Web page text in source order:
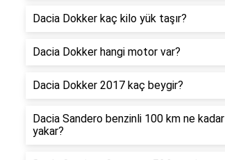
Dacia Dokker kaç kilo yük taşır?
Dacia Dokker hangi motor var?
Dacia Dokker 2017 kaç beygir?
Dacia Sandero benzinli 100 km ne kadar
yakar?